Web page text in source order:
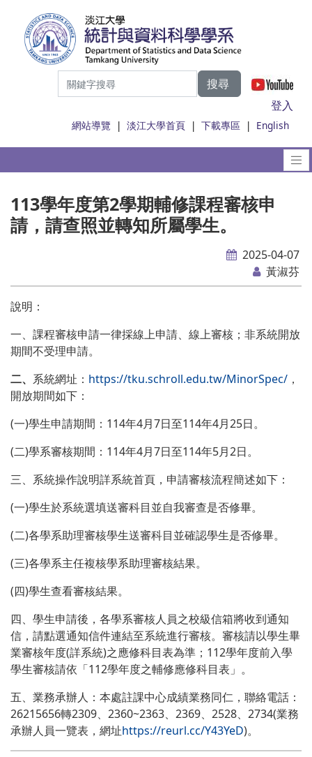
搜尋
登入
網站導覽 |淡江大學首頁 |下載專區 | English
113學年度第2學期輔修課程審核申
請，請查照並轉知所屬學生。
2025-04-07
黃淑芬
說明：
一、 課程審核申請一律採線上申請、線上審核；非系統開放
期間不受理申請。
二、 系統網址： https://tku.schroll.edu.tw/MinorSpec/ ，
開放期間如下：
(一)學生申請期間：114年4月7日至114年4月25日。
(二)學系審核期間：114年4月7日至114年5月2日。
三、系統操作說明詳系統首頁，申請審核流程簡述如下：
(一)學生於系統選填送審科目並自我審查是否修畢。
(二)各學系助理審核學生送審科目並確認學生是否修畢。
(三)各學系主任複核學系助理審核結果。
(四)學生查看審核結果。
四、學生申請後，各學系審核人員之校級信箱將收到通知
信，請點選通知信件連結至系統進行審核。 審核請以學生畢
業審核年度(詳系統)之應修科目表為準；112學年度前入學
學生審核請依「112學年度之輔修應修科目表」。
五、業務承辦人：本處註課中心成績業務同仁，聯絡電話：
26215656轉2309、2360~2363、2369、2528、2734(業務
承辦人員一覽表，網址https://reurl.cc/Y43YeD)。